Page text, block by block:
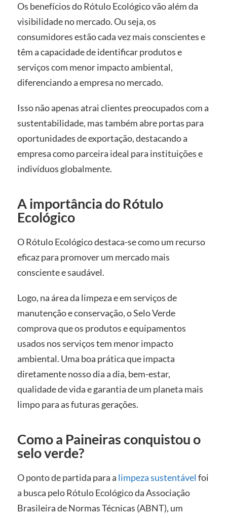
Os benefícios do Rótulo Ecológico vão além da
visibilidade no mercado. Ou seja, os
consumidores estão cada vez mais conscientes e
têm a capacidade de identificar produtos e
serviços com menor impacto ambiental,
diferenciando a empresa no mercado.
Isso não apenas atrai clientes preocupados com a
sustentabilidade, mas também abre portas para
oportunidades de exportação, destacando a
empresa como parceira ideal para instituições e
indivíduos globalmente.
A importância do Rótulo
Ecológico
O Rótulo Ecológico destaca-se como um recurso
eficaz para promover um mercado mais
consciente e saudável.
Logo, na área da limpeza e em serviços de
manutenção e conservação, o Selo Verde
comprova que os produtos e equipamentos
usados nos serviços tem menor impacto
ambiental. Uma boa prática que impacta
diretamente nosso dia a dia, bem-estar,
qualidade de vida e garantia de um planeta mais
limpo para as futuras gerações.
Como a Paineiras conquistou o
selo verde?
O ponto de partida para a limpeza sustentável foi
a busca pelo Rótulo Ecológico da Associação
Brasileira de Normas Técnicas (ABNT), um